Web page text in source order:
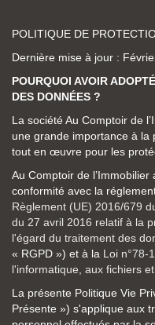
POLITIQUE DE
Dernière mise à jour :
POURQUOI AVOIR
DES DONNÉES ?
La société Au Comptoir de
une grande importance à la
tout en œuvre pour les
Au Comptoir de
conformité avec la
Règlement (UE) 2016/679
du 27 avril 2016 relatif à la
l'égard du traitement des
« RGPD ») et à la Loi n°78-
l'informatique, aux fichiers
La présente Politique Vie
Présente ») s'applique aux